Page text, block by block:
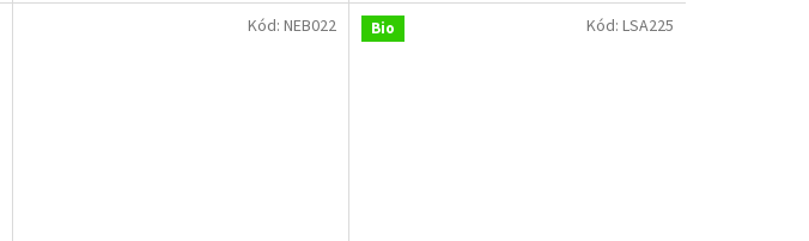
Kód: NEB022 Bio Kód: LSA225